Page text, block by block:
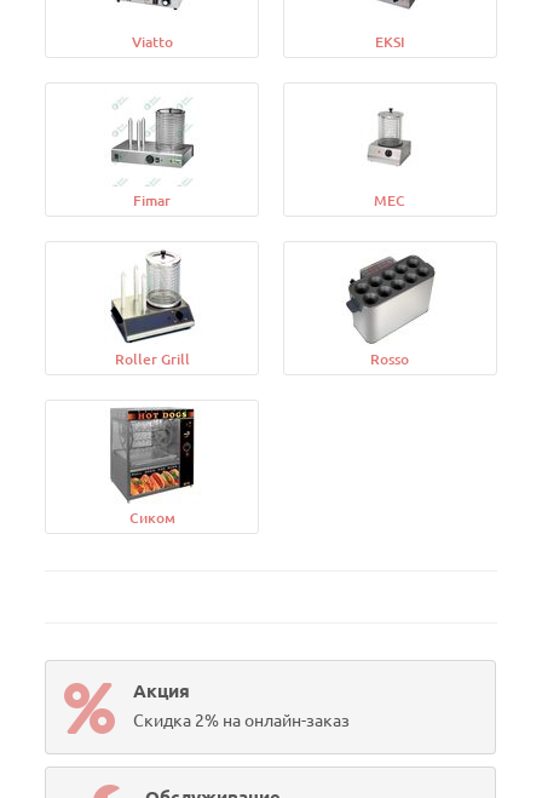
Viatto EKSI
Fimar MEC
Roller Grill Rosso
Сиком
Акция
Скидка 2% на онлайн-заказ